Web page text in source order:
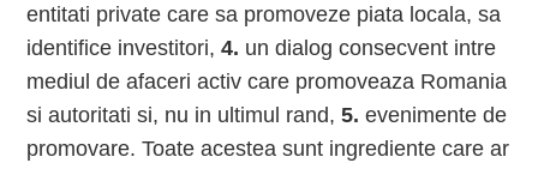
entitati private care sa promoveze piata locala, sa
identifice investitori,4. un dialog consecvent intre
mediul de afaceri activ care promoveaza Romania
si autoritati si, nu in ultimul rand,5. evenimente de
promovare. Toate acestea sunt ingrediente care ar